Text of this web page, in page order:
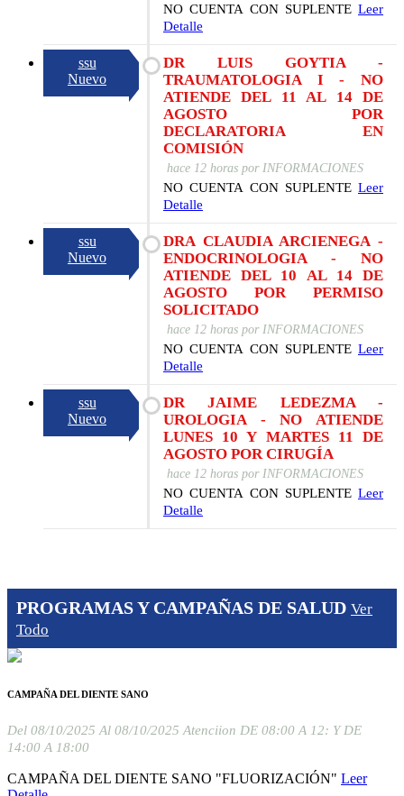
NO CUENTA CON SUPLENTE Leer
Detalle
ssu
Nuevo
DR LUIS GOYTIA -
TRAUMATOLOGIA I - NO
ATIENDE DEL 11 AL 14 DE
AGOSTO POR
DECLARATORIA EN
COMISIÓN
hace 12 horaspor INFORMACIONES
NO CUENTA CON SUPLENTE Leer
Detalle
ssu
Nuevo
DRA CLAUDIA ARCIENEGA -
ENDOCRINOLOGIA - NO
ATIENDE DEL 10 AL 14 DE
AGOSTO POR PERMISO
SOLICITADO
hace 12 horaspor INFORMACIONES
NO CUENTA CON SUPLENTE Leer
Detalle
ssu
Nuevo
DR JAIME LEDEZMA -
UROLOGIA - NO ATIENDE
LUNES 10 Y MARTES 11 DE
AGOSTO POR CIRUGÍA
hace 12 horaspor INFORMACIONES
NO CUENTA CON SUPLENTE Leer
Detalle
PROGRAMAS Y CAMPAÑAS DE SALUD Ver
Todo
CAMPAÑA DEL DIENTE SANO
Del 08/10/2025 Al 08/10/2025 Atenciion DE 08:00 A 12: Y DE
14:00 A 18:00
CAMPAÑA DEL DIENTE SANO "FLUORIZACIÓN" Leer